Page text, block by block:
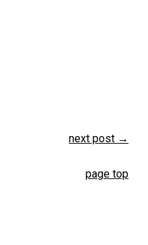
next post →
page top